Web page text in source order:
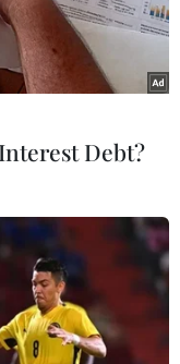
an ninh
chìm
chiến đấu cơ của
ninh nội địa" Iran,
công các mục tiêu
Debt?